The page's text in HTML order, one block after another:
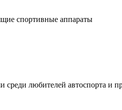
спортивные аппараты
любителей автоспорта и